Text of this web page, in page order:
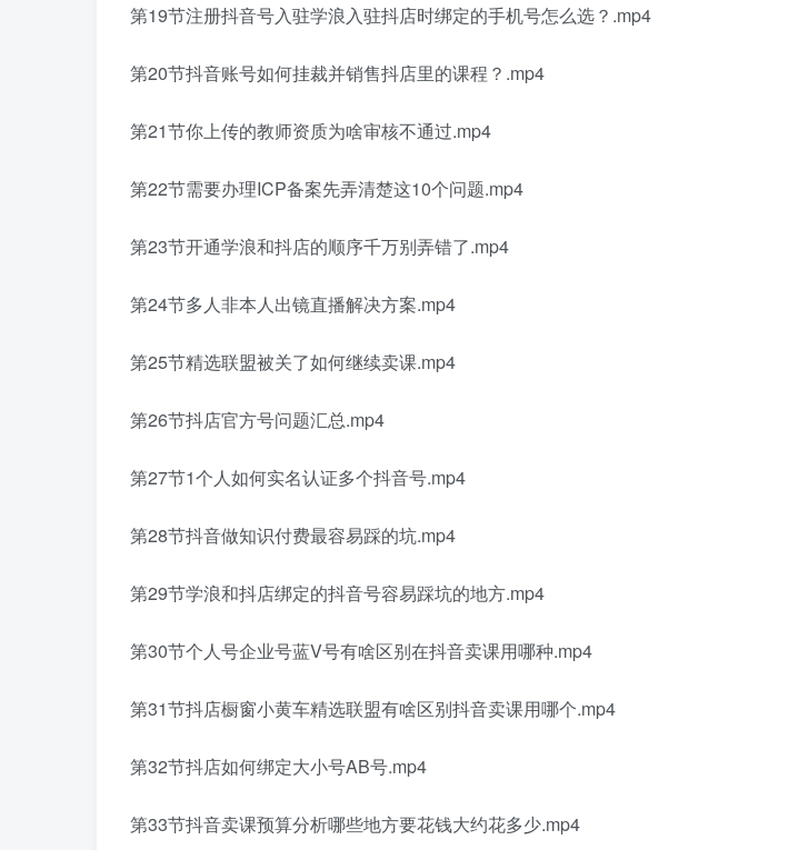
第19节注册抖音号入驻学浪入驻抖店时绑定的手机号怎么选？.mp4
第20节抖音账号如何挂裁并销售抖店里的课程？.mp4
第21节你上传的教师资质为啥审核不通过.mp4
第22节需要办理ICP备案先弄清楚这10个问题.mp4
第23节开通学浪和抖店的顺序千万别弄错了.mp4
第24节多人非本人出镜直播解决方案.mp4
第25节精选联盟被关了如何继续卖课.mp4
第26节抖店官方号问题汇总.mp4
第27节1个人如何实名认证多个抖音号.mp4
第28节抖音做知识付费最容易踩的坑.mp4
第29节学浪和抖店绑定的抖音号容易踩坑的地方.mp4
第30节个人号企业号蓝V号有啥区别在抖音卖课用哪种.mp4
第31节抖店橱窗小黄车精选联盟有啥区别抖音卖课用哪个.mp4
第32节抖店如何绑定大小号AB号.mp4
第33节抖音卖课预算分析哪些地方要花钱大约花多少.mp4